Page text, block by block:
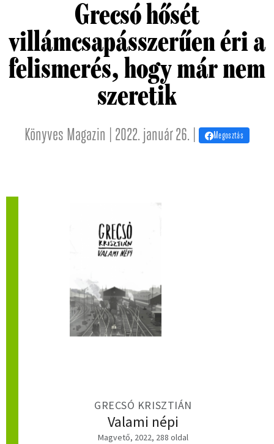
Grecsó hősét
villámcsapásszerűen éri a
felismerés, hogy már nem
szeretik
Könyves Magazin | 2022. január 26. | Megosztás
GRECSÓ KRISZTIÁN
Valami népi
Magvető, 2022, 288 oldal